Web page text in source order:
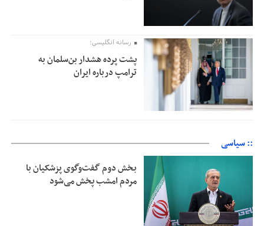
رسانه انگلیسی؛
پشت پرده هشدار بن‌سلمان به
ترامپ درباره ایران
:: سیاسی
بخش دوم گفت‌وگوی پزشکیان با
مردم امشب پخش می‌شود